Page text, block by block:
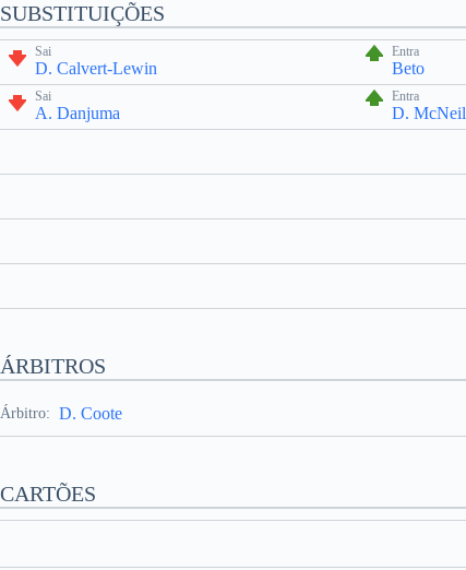
SUBSTITUIÇÕES
Sai
D. Calvert-Lewin
Entra
Beto
Sai
A. Danjuma
Entra
D. McNeil
ÁRBITROS
Árbitro: D. Coote
CARTÕES